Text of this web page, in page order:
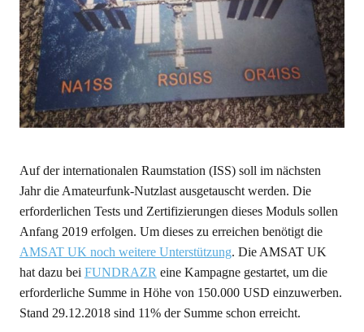
Auf der internationalen Raumstation (ISS) soll im nächsten
Jahr die Amateurfunk-Nutzlast ausgetauscht werden. Die
erforderlichen Tests und Zertifizierungen dieses Moduls sollen
Anfang 2019 erfolgen. Um dieses zu erreichen benötigt die
AMSAT UK noch weitere Unterstützung. Die AMSAT UK
hat dazu bei FUNDRAZR eine Kampagne gestartet, um die
erforderliche Summe in Höhe von 150.000 USD einzuwerben.
Stand 29.12.2018 sind 11% der Summe schon erreicht.